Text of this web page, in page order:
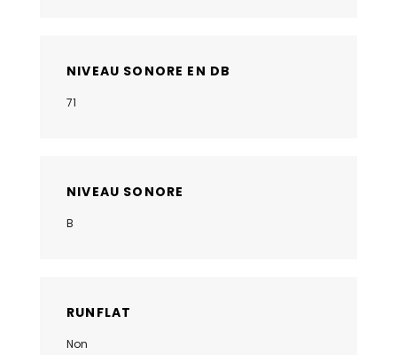
NIVEAU SONORE EN DB
71
NIVEAU SONORE
B
RUNFLAT
Non